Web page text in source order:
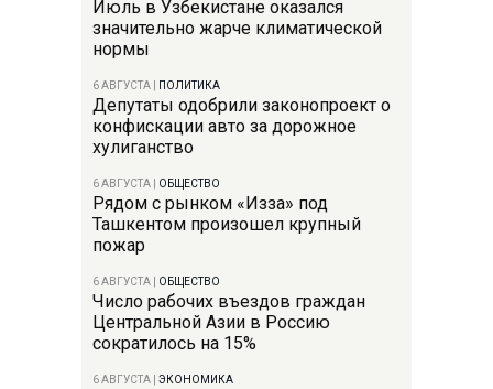
Июль в Узбекистане оказался
значительно жарче климатической
нормы
6 АВГУСТА ПОЛИТИКА
Депутаты одобрили законопроект о
конфискации авто за дорожное
хулиганство
6 АВГУСТА ОБЩЕСТВО
Рядом с рынком «Изза» под
Ташкентом произошел крупный
пожар
6 АВГУСТА ОБЩЕСТВО
Число рабочих въездов граждан
Центральной Азии в Россию
сократилось на 15%
6 АВГУСТА ЭКОНОМИКА